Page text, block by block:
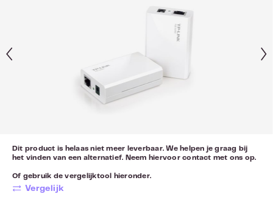
Dit product is helaas niet meer leverbaar. We helpen je graag bij
het vinden van een alternatief. Neem hiervoorcontact met ons op.
Of gebruik de vergelijktool hieronder.
Vergelijk